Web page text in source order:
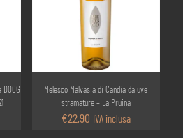
Melesco Malvasia di Candia da uve
stramature – La Pruina
€22,90 IVA inclusa